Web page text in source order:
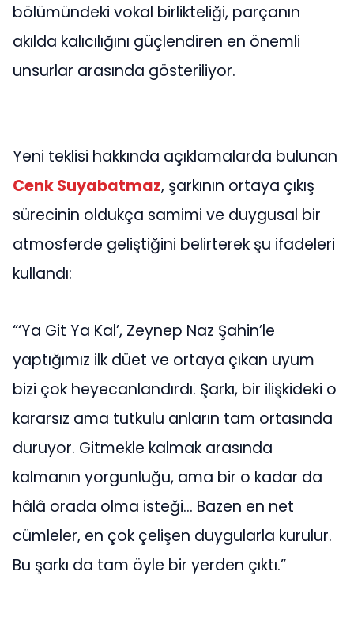
bölümündeki vokal birlikteliği, parçanın
akılda kalıcılığını güçlendiren en önemli
unsurlar arasında gösteriliyor.
Yeni teklisi hakkında açıklamalarda bulunan
Cenk Suyabatmaz, şarkının ortaya çıkış
sürecinin oldukça samimi ve duygusal bir
atmosferde geliştiğini belirterek şu ifadeleri
kullandı:
“‘Ya Git Ya Kal’, Zeynep Naz Şahin’le
yaptığımız ilk düet ve ortaya çıkan uyum
bizi çok heyecanlandırdı. Şarkı, bir ilişkideki o
kararsız ama tutkulu anların tam ortasında
duruyor. Gitmekle kalmak arasında
kalmanın yorgunluğu, ama bir o kadar da
hâlâ orada olma isteği… Bazen en net
cümleler, en çok çelişen duygularla kurulur.
Bu şarkı da tam öyle bir yerden çıktı.”